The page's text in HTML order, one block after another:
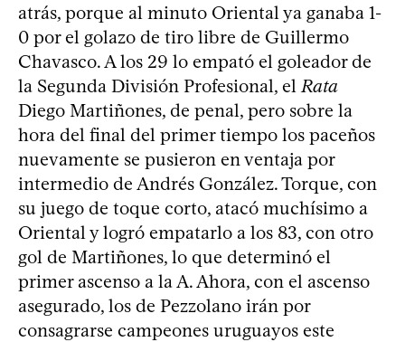
atrás, porque al minuto Oriental ya ganaba 1-
0 por el golazo de tiro libre de Guillermo
Chavasco. A los 29 lo empató el goleador de
la Segunda División Profesional, el Rata
Diego Martiñones, de penal, pero sobre la
hora del final del primer tiempo los paceños
nuevamente se pusieron en ventaja por
intermedio de Andrés González. Torque, con
su juego de toque corto, atacó muchísimo a
Oriental y logró empatarlo a los 83, con otro
gol de Martiñones, lo que determinó el
primer ascenso a la A. Ahora, con el ascenso
asegurado, los de Pezzolano irán por
consagrarse campeones uruguayos este